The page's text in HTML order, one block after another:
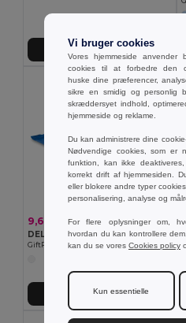
Tilføj Til Kurv
9,60 kr
DELLEA Vådservietter
GiftRetail MO3863
Tilføj Til Kurv
Vi bruger cookies
Vores hjemmeside
cookies til at forbedre den
huske dine præferencer,
sikre en smidig og personlig
skræddersyet indhold,
hjemmeside og reklame.
Du kan administrere dine
Nødvendige cookies, som er
funktion, kan ikke
korrekt drift af hjemmesiden.
eller blokere andre typer
personalisering, analyse og
For flere oplysninger om,
hvordan du kan kontrollere
kan du se vores Cookies policy
Kun essentielle